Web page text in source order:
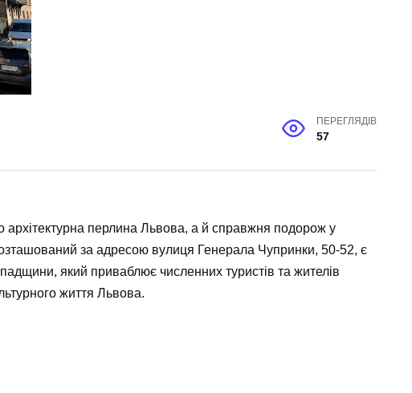
ПЕРЕГЛЯДІВ
57
архітектурна перлина Львова, а й справжня подорож у
за адресою вулиця Генерала Чупринки, 50-52, є
який приваблює численних туристів та жителів
життя Львова.